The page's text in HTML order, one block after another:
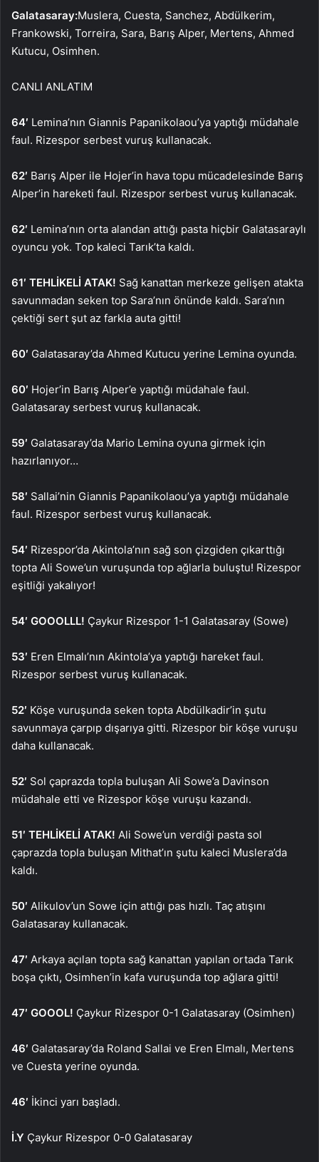
Galatasaray:Muslera, Cuesta, Sanchez, Abdülkerim,
Frankowski, Torreira, Sara, Barış Alper, Mertens, Ahmed
Kutucu, Osimhen.
CANLI ANLATIM
64′ Lemina’nın Giannis Papanikolaou’ya yaptığı müdahale
faul. Rizespor serbest vuruş kullanacak.
62′ Barış Alper ile Hojer’in hava topu mücadelesinde Barış
Alper’in hareketi faul. Rizespor serbest vuruş kullanacak.
62′ Lemina’nın orta alandan attığı pasta hiçbir Galatasaraylı
oyuncu yok. Top kaleci Tarık’ta kaldı.
61′ TEHLİKELİ ATAK! Sağ kanattan merkeze gelişen atakta
savunmadan seken top Sara’nın önünde kaldı. Sara’nın
çektiği sert şut az farkla auta gitti!
60′ Galatasaray’da Ahmed Kutucu yerine Lemina oyunda.
60′ Hojer’in Barış Alper’e yaptığı müdahale faul.
Galatasaray serbest vuruş kullanacak.
59′ Galatasaray’da Mario Lemina oyuna girmek için
hazırlanıyor…
58′ Sallai’nin Giannis Papanikolaou’ya yaptığı müdahale
faul. Rizespor serbest vuruş kullanacak.
54′ Rizespor’da Akintola’nın sağ son çizgiden çıkarttığı
topta Ali Sowe’un vuruşunda top ağlarla buluştu! Rizespor
eşitliği yakalıyor!
54′ GOOOLLL! Çaykur Rizespor 1-1 Galatasaray (Sowe)
53′ Eren Elmalı’nın Akintola’ya yaptığı hareket faul.
Rizespor serbest vuruş kullanacak.
52′ Köşe vuruşunda seken topta Abdülkadir’in şutu
savunmaya çarpıp dışarıya gitti. Rizespor bir köşe vuruşu
daha kullanacak.
52′ Sol çaprazda topla buluşan Ali Sowe’a Davinson
müdahale etti ve Rizespor köşe vuruşu kazandı.
51′ TEHLİKELİ ATAK! Ali Sowe’un verdiği pasta sol
çaprazda topla buluşan Mithat’ın şutu kaleci Muslera’da
kaldı.
50′ Alikulov’un Sowe için attığı pas hızlı. Taç atışını
Galatasaray kullanacak.
47′ Arkaya açılan topta sağ kanattan yapılan ortada Tarık
boşa çıktı, Osimhen’in kafa vuruşunda top ağlara gitti!
47′ GOOOL! Çaykur Rizespor 0-1 Galatasaray (Osimhen)
46′ Galatasaray’da Roland Sallai ve Eren Elmalı, Mertens
ve Cuesta yerine oyunda.
46′ İkinci yarı başladı.
İ.Y Çaykur Rizespor 0-0 Galatasaray